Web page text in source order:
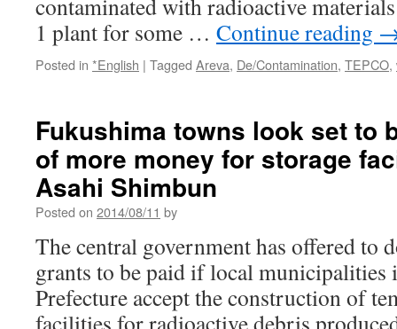
contaminated with radioactive
1 plant for some … Continue reading
Posted in *English | Tagged Areva, De/Contamination, TEPCO,
Fukushima towns look set to
of more money for storage
Asahi Shimbun
Posted on 2014/08/11 by
The central government has offered to
grants to be paid if local municipalities
Prefecture accept the construction of
facilities for radioactive debris